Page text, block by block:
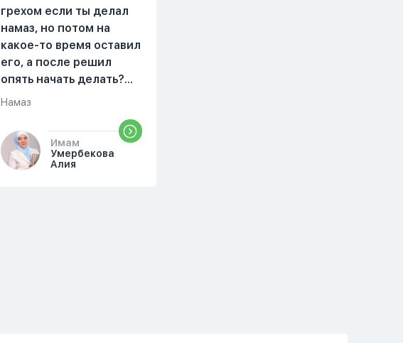
грехом если ты делал
намаз, но потом на
какое-то время оставил
его, а после решил
опять начать делать?
можете объяснить
Намаз
Имам
Умербекова
Алия